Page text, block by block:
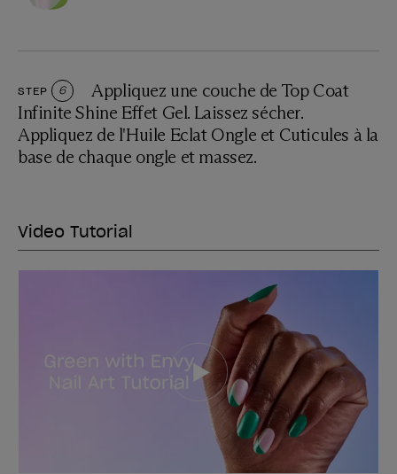
STEP 6
Appliquez une couche de Top Coat
Infinite Shine Effet Gel. Laissez sécher.
Appliquez de l'Huile Eclat Ongle et Cuticules à la
base de chaque ongle et massez.
Video Tutorial